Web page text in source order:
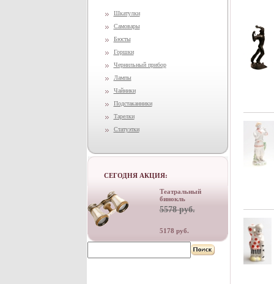
Шкатулки
Самовары
Бюсты
Горшки
Чернильный прибор
Лампы
Чайники
Подстаканники
Тарелки
Статуэтки
СЕГОДНЯ АКЦИЯ:
Театральный
бинокль
5578 руб.
5178 руб.